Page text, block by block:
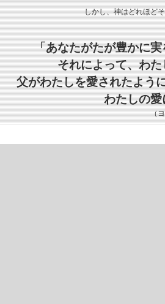
しかし、神はどれほど
「あなたがたが豊かに
それによって、わ
父がわたしを愛されたよう
わたしの
（